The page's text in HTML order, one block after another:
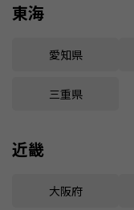
東海
愛知県
三重県
近畿
大阪府